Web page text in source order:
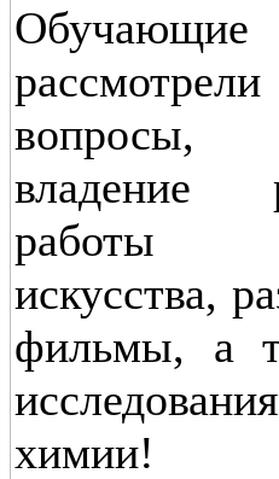
вопросы,
владение
работы
искусства,
фильмы, а
химии!